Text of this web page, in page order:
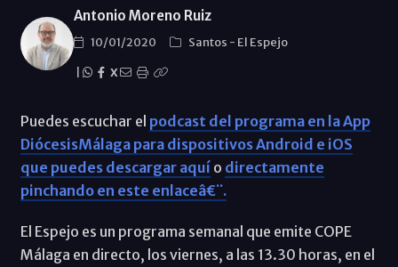
Antonio Moreno Ruiz
10/01/2020 Santos - El Espejo
X
Puedes escuchar el podcast del programa en la App
DiócesisMálaga para dispositivos Android e iOS
que puedes descargar aquío directamente
pinchando en este enlaceâ€¨.
El Espejo es un programa semanal que emite COPE
Málaga en directo, los viernes, a las 13.30 horas, en el